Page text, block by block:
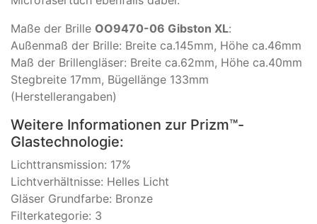
Maße der Brille OO9470-06 Gibston XL:
Außenmaß der Brille: Breite ca.145mm, Höhe ca.46mm
Maß der Brillengläser: Breite ca.62mm, Höhe ca.40mm
Stegbreite 17mm, Bügellänge 133mm
(Herstellerangaben)
Weitere Informationen zur Prizm™-
Glastechnologie:
Lichttransmission: 17%
Lichtverhältnisse: Helles Licht
Gläser Grundfarbe: Bronze
Filterkategorie: 3